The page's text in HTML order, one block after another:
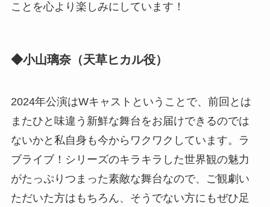
ことを心より楽しみにしています！
◆小山璃奈（天草ヒカル役）
2024年公演はWキャストということで、前回とは
またひと味違う新鮮な舞台をお届けできるのでは
ないかと私自身も今からワクワクしています。ラ
ブライブ！シリーズのキラキラした世界観の魅力
がたっぷりつまった素敵な舞台なので、ご観劇い
ただいた方はもちろん、そうでない方にもぜひ足